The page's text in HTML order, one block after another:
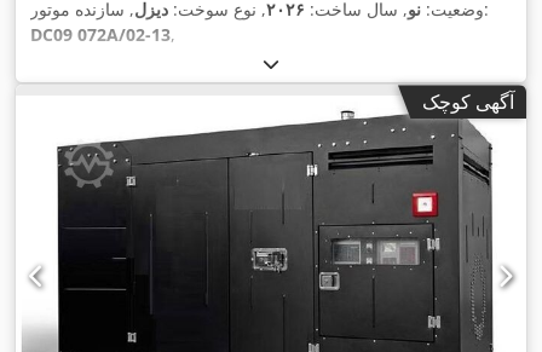
وضعیت: نو, سال ساخت: ۲۰۲۶, نوع سوخت: دیزل
, سازنده موتور:
DC09 072A/02-13,
آگهی کوچک